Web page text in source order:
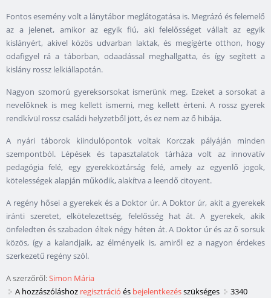
Fontos esemény volt a lánytábor meglátogatása is. Megrázó és felemelő
az a jelenet, amikor az egyik fiú, aki felelősséget vállalt az egyik
kislányért, akivel közös udvarban laktak, és megígérte otthon, hogy
odafigyel rá a táborban, odaadással meghallgatta, és így segített a
kislány rossz lelkiállapotán.
Nagyon szomorú gyereksorsokat ismerünk meg. Ezeket a sorsokat a
nevelőknek is meg kellett ismerni, meg kellett érteni. A rossz gyerek
rendkívül rossz családi helyzetből jött, és ez nem az ő hibája.
A nyári táborok kiindulópontok voltak Korczak pályáján minden
szempontból. Lépések és tapasztalatok tárháza volt az innovatív
pedagógia felé, egy gyerekköztárság felé, amely az egyenlő jogok,
kötelességek alapján működik, alakítva a leendő citoyent.
A regény hősei a gyerekek és a Doktor úr. A Doktor úr, akit a gyerekek
iránti szeretet, elkötelezettség, felelősség hat át. A gyerekek, akik
önfeledten és szabadon éltek négy héten át. A Doktor úr és az ő sorsuk
közös, így a kalandjaik, az élményeik is, amiről ez a nagyon érdekes
szerkezetű regény szól.
A szerzőről:Simon Mária
A hozzászóláshoz regisztráció és bejelentkezésszükséges
3340